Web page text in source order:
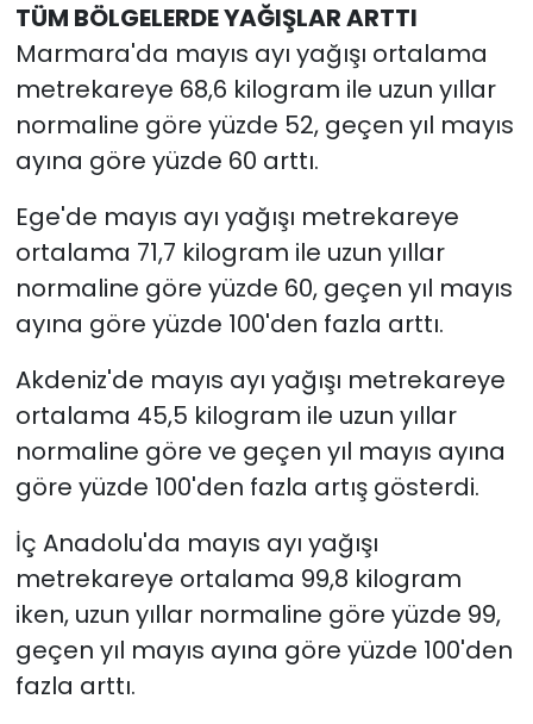
TÜM BÖLGELERDE YAĞIŞLAR ARTTI
Marmara'da mayıs ayı yağışı ortalama
metrekareye 68,6 kilogram ile uzun yıllar
normaline göre yüzde 52, geçen yıl mayıs
ayına göre yüzde 60 arttı.
Ege'de mayıs ayı yağışı metrekareye
ortalama 71,7 kilogram ile uzun yıllar
normaline göre yüzde 60, geçen yıl mayıs
ayına göre yüzde 100'den fazla arttı.
Akdeniz'de mayıs ayı yağışı metrekareye
ortalama 45,5 kilogram ile uzun yıllar
normaline göre ve geçen yıl mayıs ayına
göre yüzde 100'den fazla artış gösterdi.
İç Anadolu'da mayıs ayı yağışı
metrekareye ortalama 99,8 kilogram
iken, uzun yıllar normaline göre yüzde 99,
geçen yıl mayıs ayına göre yüzde 100'den
fazla arttı.